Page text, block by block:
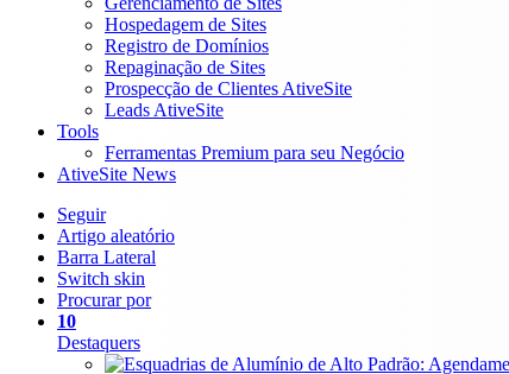
Hospedagem de Sites
Registro de Domínios
Repaginação de Sites
Prospecção de Clientes AtiveSite
Leads AtiveSite
Tools
Ferramentas Premium para seu Negócio
AtiveSite News
Seguir
Artigo aleatório
Barra Lateral
Switch skin
Procurar por
10
Destaquers